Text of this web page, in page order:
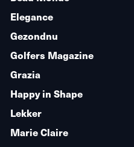
Elegance
Gezondnu
Golfers Magazine
Grazia
Happy in Shape
Lekker
Marie Claire